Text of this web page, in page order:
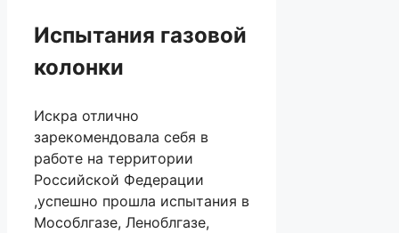
Испытания газовой
колонки
Искра отлично
зарекомендовала себя в
работе на территории
Российской Федерации
,успешно прошла испытания в
Мособлгазе, Леноблгазе,